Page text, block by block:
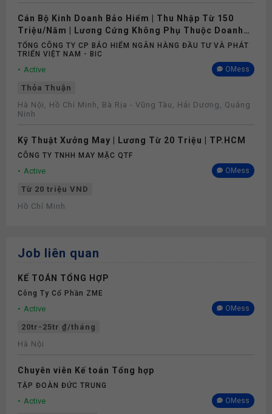
Cán Bộ Kinh Doanh Bảo Hiểm | Thu Nhập Từ 150
Triệu/Năm | Lương Cứng Không Phụ Thuộc Doanh
Số
TỔNG CÔNG TY CP BẢO HIỂM NGÂN HÀNG ĐẦU TƯ VÀ PHÁT
TRIỂN VIỆT NAM - BIC
Active OMess
Thỏa Thuận
Hà Nội, Hồ Chí Minh, Bà Rịa - Vũng Tàu, Hải Dương, Quảng
Ninh
Kỹ Thuật Xưởng May | Lương Từ 20 Triệu | TP.HCM
CÔNG TY TNHH MAY MẶC QTF
Active OMess
Từ 20 triệu VND
Hồ Chí Minh
Job liên quan
KẾ TOÁN TỔNG HỢP
Công Ty Cổ Phần ZME
Active OMess
20tr-25tr ₫/tháng
Hà Nội
Chuyên viên Kế toán Tổng hợp
TẬP ĐOÀN ĐỨC TRUNG
Active OMess